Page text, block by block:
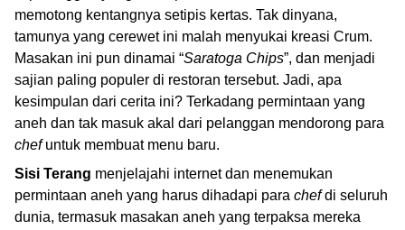
memotong kentangnya setipis kertas. Tak dinyana,
tamunya yang cerewet ini malah menyukai kreasi Crum.
Masakan ini pun dinamai “Saratoga Chips”, dan menjadi
sajian paling populer di restoran tersebut. Jadi, apa
kesimpulan dari cerita ini? Terkadang permintaan yang
aneh dan tak masuk akal dari pelanggan mendorong para
chefuntuk membuat menu baru.
Sisi Terang menjelajahi internet dan menemukan
permintaan aneh yang harus dihadapi para chefdi seluruh
dunia, termasuk masakan aneh yang terpaksa mereka